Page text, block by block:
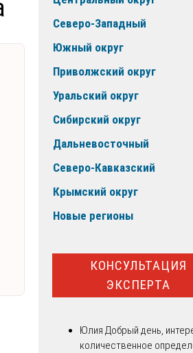
Северо-Западный
Южный округ
Приволжский округ
Уральский округ
Сибирский округ
Дальневосточный
Северо-Кавказский
Крымский округ
Новые регионы
КОНСУЛЬТАЦИЯ
ЭКСПЕРТА
Юлия Добрый день,
количественное